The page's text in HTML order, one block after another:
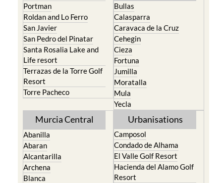
Portman
Roldan and Lo Ferro
San Javier
San Pedro del Pinatar
Santa Rosalia Lake and
Life resort
Terrazas de la Torre Golf
Resort
Torre Pacheco
Bullas
Calasparra
Caravaca de la Cruz
Cehegin
Cieza
Fortuna
Jumilla
Moratalla
Mula
Yecla
Murcia Central
Abanilla
Abaran
Alcantarilla
Archena
Blanca
Urbanisations
Camposol
Condado de Alhama
El Valle Golf Resort
Hacienda del Alamo Golf
Resort